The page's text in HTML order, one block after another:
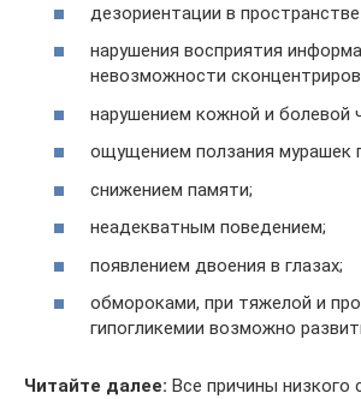
дезориентации в
нарушения восприятия
невозможности
нарушением кожной и болевой
ощущением ползания мурашек
снижением памяти;
неадекватным поведением;
появлением двоения в глазах;
обмороками, при тяжелой и
гипогликемии возможно
Читайте далее: Все причины низкого